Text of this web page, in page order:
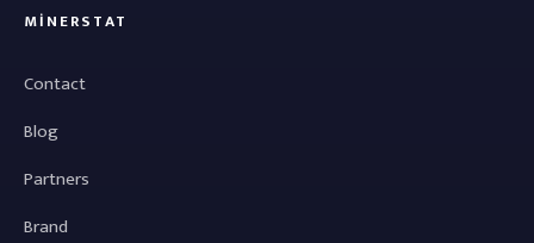
MINERSTAT
Contact
Blog
Partners
Brand